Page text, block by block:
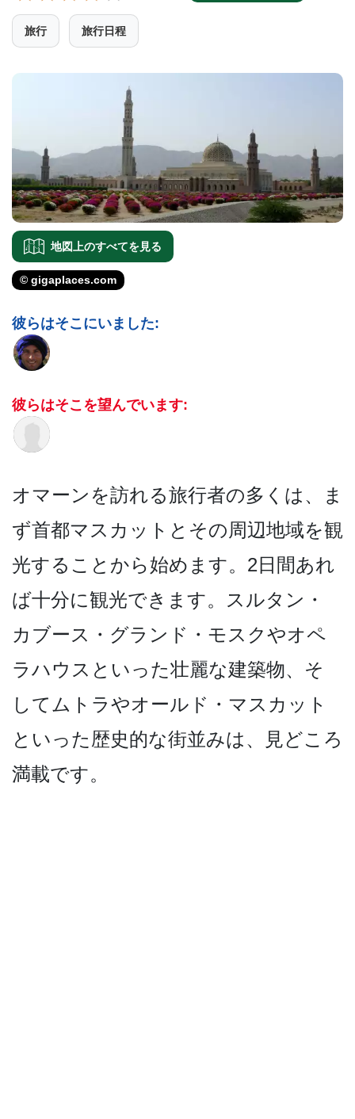
旅行 旅行日程
地図上のすべてを見る
© gigaplaces.com
彼らはそこにいました:
彼らはそこを望んでいます:
オマーンを訪れる旅行者の多­くは、ま
ず首都マスカットとその周辺地域を観
光する­ことから始めます。2日間あれ
ば十分に観光できます­。スルタン・
カブース・グランド・モスクやオペ
ラハ­ウスといった壮麗な建築物、そ
してムトラやオールド­・マスカット
といった歴史的な街並みは、見どころ
満­載です。